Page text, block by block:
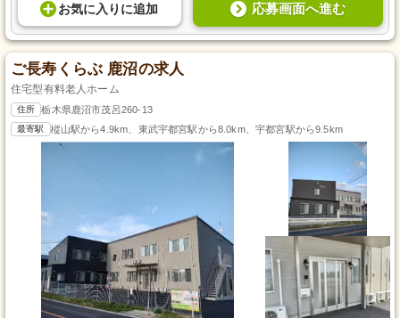
お気に入り に追加 応募画面へ進む
ご長寿くらぶ 鹿沼の求人
住宅型有料老人ホーム
住所 栃木県鹿沼市茂呂260-13
最寄駅 樅山駅から4.9km、東武宇都宮駅から8.0km、宇都宮駅から9.5km